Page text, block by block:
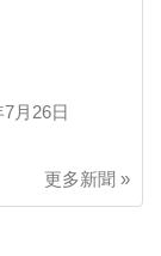
7月26日
更多新聞 »